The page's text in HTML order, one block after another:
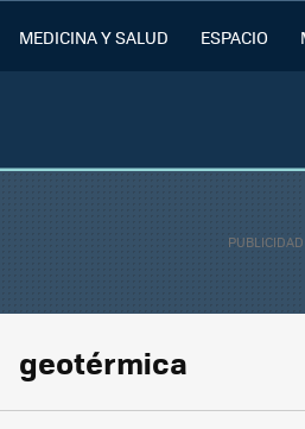
MEDICINA Y SALUD ESPACIO
geotérmica